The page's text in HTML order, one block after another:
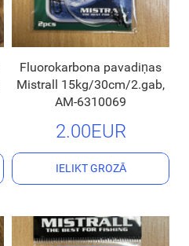
Fluorokarbona pavadiņas
Mistrall 15kg/30cm/2.gab,
AM-6310069
2.00EUR
IELIKT GROZĀ